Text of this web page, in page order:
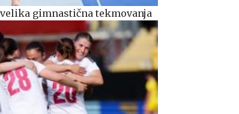
gimnastična tekmovanja